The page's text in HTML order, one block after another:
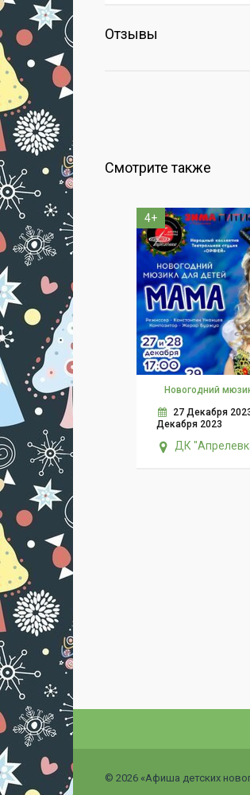
Отзывы
Смотрите также
4+
Новогодний
27 Декабря
Декабря 2023
ДК
© 2026 «Афиша детских